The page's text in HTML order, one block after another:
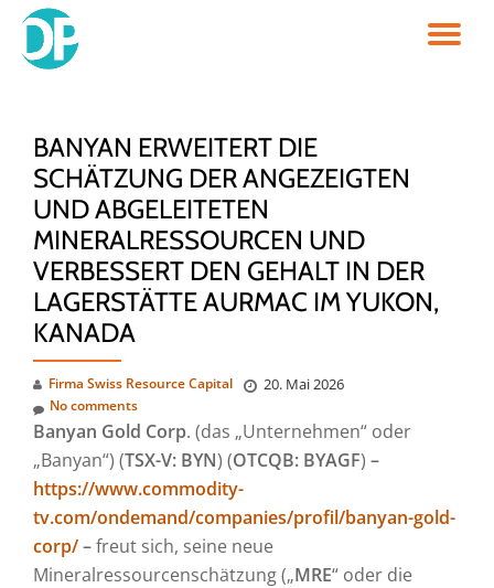
Skip
BANYAN ERWEITERT DIE
SCHÄTZUNG DER ANGEZEIGTEN
UND ABGELEITETEN
MINERALRESSOURCEN UND
VERBESSERT DEN GEHALT IN DER
LAGERSTÄTTE AURMAC IM YUKON,
KANADA
Firma Swiss Resource Capital 20. Mai 2026
No comments
Banyan Gold Corp. (das „Unternehmen“ oder
„Banyan“) (TSX-V: BYN) (OTCQB: BYAGF) –
https://www.commodity-
tv.com/ondemand/companies/profil/banyan-gold-
corp/–freut sich, seine neue
Mineralressourcenschätzung („MRE“ oder die